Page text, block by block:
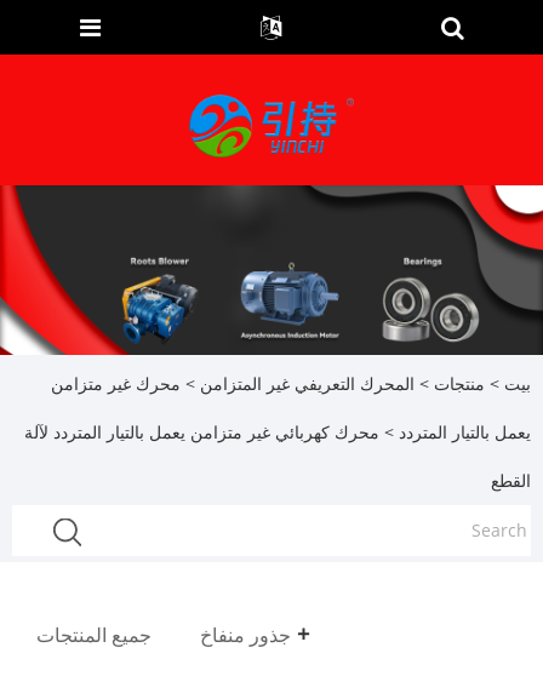
بيت > منتجات > المحرك التعريفي غير المتزامن > محرك غير متزامن
يعمل بالتيار المتردد > محرك كهربائي غير متزامن يعمل بالتيار المتردد لآلة
القطع
جميع المنتجات جذور منفاخ